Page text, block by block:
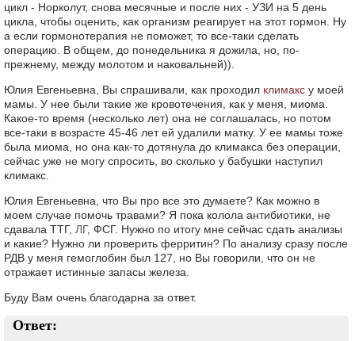
цикл - Норколут, снова месячные и после них - УЗИ на 5 день
цикла, чтобы оценить, как организм реагирует на этот гормон. Ну
а если гормонотерапия не поможет, то все-таки сделать
операцию. В общем, до понедельника я дожила, но, по-
прежнему, между молотом и наковальней)).
Юлия Евгеньевна, Вы спрашивали, как проходил климакс у моей
мамы. У нее были такие же кровотечения, как у меня, миома.
Какое-то время (несколько лет) она не соглашалась, но потом
все-таки в возрасте 45-46 лет ей удалили матку. У ее мамы тоже
была миома, но она как-то дотянула до климакса без операции,
сейчас уже не могу спросить, во сколько у бабушки наступил
климакс.
Юлия Евгеньевна, что Вы про все это думаете? Как можно в
моем случае помочь травами? Я пока колола антибиотики, не
сдавала ТТГ, ЛГ, ФСГ. Нужно по итогу мне сейчас сдать анализы
и какие? Нужно ли проверить ферритин? По анализу сразу после
РДВ у меня гемоглобин был 127, но Вы говорили, что он не
отражает истинные запасы железа.
Буду Вам очень благодарна за ответ.
Ответ: